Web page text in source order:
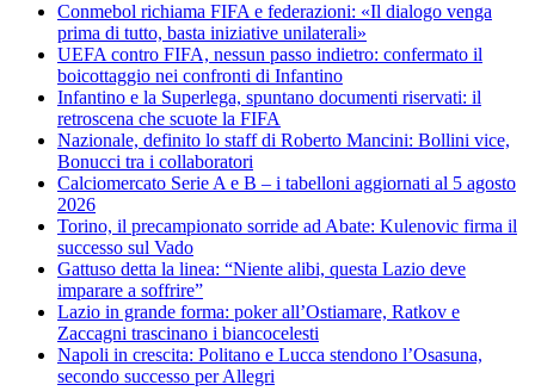
Conmebol richiama FIFA e federazioni: «Il dialogo venga
prima di tutto, basta iniziative unilaterali»
UEFA contro FIFA, nessun passo indietro: confermato il
boicottaggio nei confronti di Infantino
Infantino e la Superlega, spuntano documenti riservati: il
retroscena che scuote la FIFA
Nazionale, definito lo staff di Roberto Mancini: Bollini vice,
Bonucci tra i collaboratori
Calciomercato Serie A e B – i tabelloni aggiornati al 5 agosto
2026
Torino, il precampionato sorride ad Abate: Kulenovic firma il
successo sul Vado
Gattuso detta la linea: “Niente alibi, questa Lazio deve
imparare a soffrire”
Lazio in grande forma: poker all’Ostiamare, Ratkov e
Zaccagni trascinano i biancocelesti
Napoli in crescita: Politano e Lucca stendono l’Osasuna,
secondo successo per Allegri